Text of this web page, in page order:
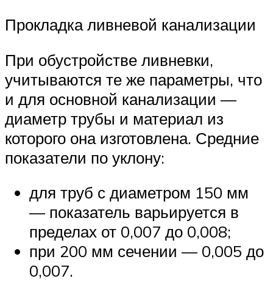
Прокладка ливневой канализации
При обустройстве ливневки,
учитываются те же параметры, что
и для основной канализации —
диаметр трубы и материал из
которого она изготовлена. Средние
показатели по уклону:
для труб с диаметром 150 мм
— показатель варьируется в
пределах от 0,007 до 0,008;
при 200 мм сечении — 0,005 до
0,007.